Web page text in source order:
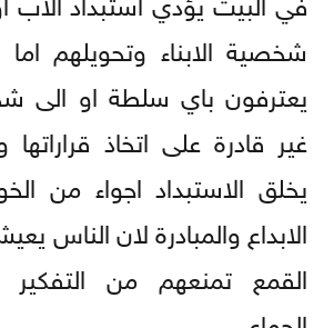
شخصية الابناء وتحويلهم
يعترفون باي سلطة او
غير قادرة على اتخاذ
يخلق الاستبداد اجواء من
الابداع والمبادرة لان الناس
القمع تمنعهم من التفكير